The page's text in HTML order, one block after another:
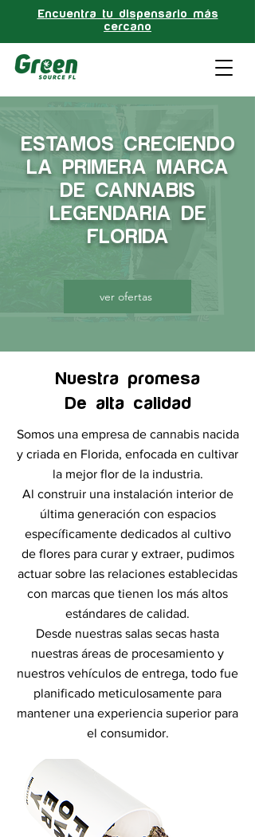
Encuentra tu dispensario más
cercano
ESTAMOS CRECIENDO
LA PRIMERA MARCA
DE CANNABIS
LEGENDARIA DE
FLORIDA
ver ofertas
Nuestra promesa
De alta calidad
Somos una empresa de cannabis nacida
y criada en Florida, enfocada en cultivar
la mejor flor de la industria.
Al construir una instalación interior de
última generación con espacios
específicamente dedicados al cultivo
de flores para curar y extraer, pudimos
actuar sobre las relaciones establecidas
con marcas que tienen los más altos
estándares de calidad.
Desde nuestras salas secas hasta
nuestras áreas de procesamiento y
nuestros vehículos de entrega, todo fue
planificado meticulosamente para
mantener una experiencia superior para
el consumidor.